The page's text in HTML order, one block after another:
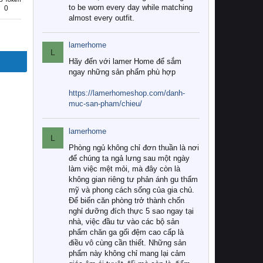
0
to be worn every day while matching
almost every outfit.
L
lamerhome
Hãy đến với lamer Home để sắm
ngay những sản phẩm phù hợp
https://lamerhomeshop.com/danh-
muc-san-pham/chieu/
L
lamerhome
Phòng ngủ không chỉ đơn thuần là nơi
để chúng ta ngả lưng sau một ngày
làm việc mệt mỏi, mà đây còn là
không gian riêng tư phản ánh gu thẩm
mỹ và phong cách sống của gia chủ.
Để biến căn phòng trở thành chốn
nghỉ dưỡng đích thực 5 sao ngay tại
nhà, việc đầu tư vào các bộ sản
phẩm chăn ga gối đệm cao cấp là
điều vô cùng cần thiết. Những sản
phẩm này không chỉ mang lại cảm